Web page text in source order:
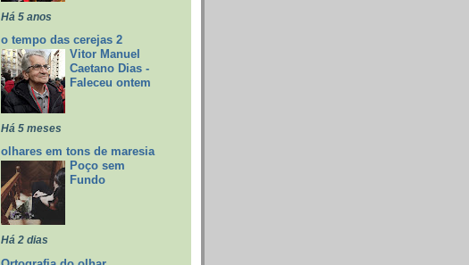
Há 5 anos
o tempo das cerejas 2
Vitor Manuel
Caetano Dias -
Faleceu ontem
Há 5 meses
olhares em tons de maresia
Poço sem
Fundo
Há 2 dias